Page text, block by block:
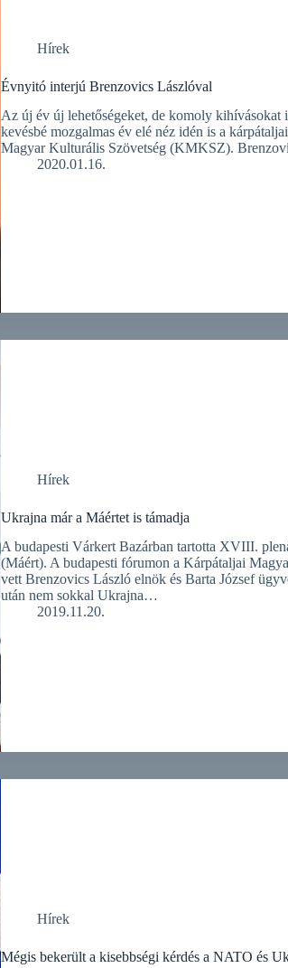
Hírek
Évnyitó interjú Brenzovics Lászlóval
Az új év új lehetőségeket, de komoly kihívásokat
kevésbé mozgalmas év elé néz idén is a
Magyar Kulturális Szövetség (KMKSZ).
2020.01.16.
Hírek
Ukrajna már a Máértet is támadja
A budapesti Várkert Bazárban tartotta XVIII.
(Máért). A budapesti fórumon a Kárpátaljai
vett Brenzovics László elnök és Barta József
után nem sokkal Ukrajna…
2019.11.20.
Hírek
Mégis bekerült a kisebbségi kérdés a NATO és